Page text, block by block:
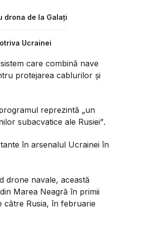
drona de la Galați
Ucrainei
care combină nave
protejarea cablurilor și
reprezintă „un
subacvatice ale Rusiei”.
în arsenalul Ucrainei în
drone navale, această
Marea Neagră în primii
către Rusia, în februarie